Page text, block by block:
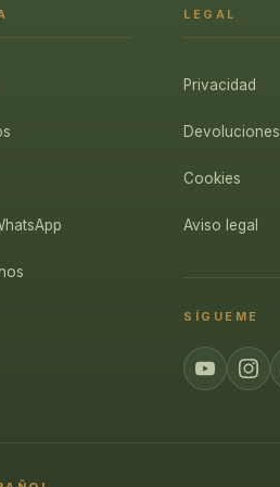
LEGAL
Privacidad
Devoluciones
Cookies
Aviso legal
SÍGUEME